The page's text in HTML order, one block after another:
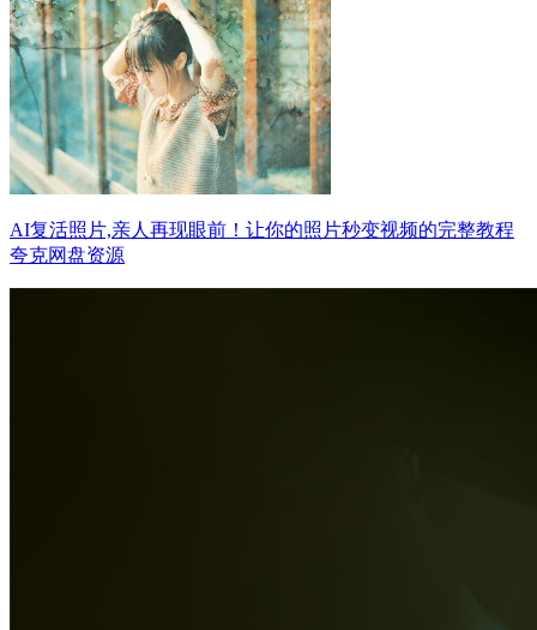
AI复活照片,亲人再现眼前！让你的照片秒变视频的完整教程
夸克网盘资源